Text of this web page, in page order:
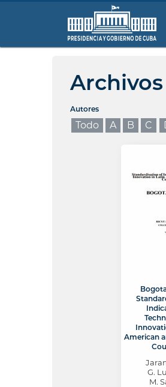
Autores
Todo A B C
American
G.
M.